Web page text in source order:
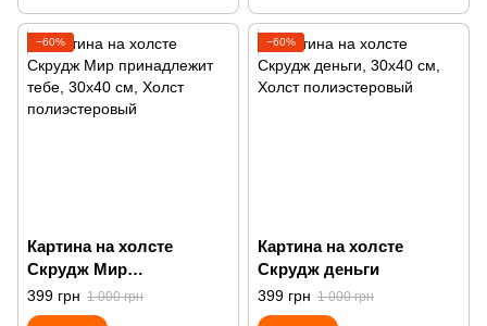
−60%
Картина на холсте
Скрудж Мир
принадлежит тебе
399 грн 1 000 грн
−60%
Картина на холсте
Скрудж деньги
399 грн 1 000 грн